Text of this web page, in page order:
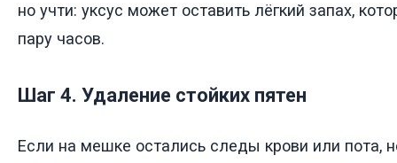
но учти: уксус может оставить лёгкий запах,
пару часов.
Шаг 4. Удаление стойких пятен
Если на мешке остались следы крови или пота,